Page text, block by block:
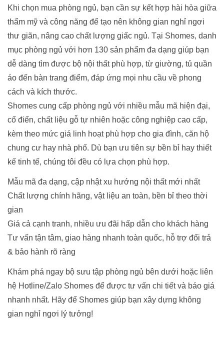
Khi chọn mua phòng ngủ, bạn cần sự kết hợp hài hòa giữa
thẩm mỹ và công năng để tạo nên không gian nghỉ ngơi
thư giãn, nâng cao chất lượng giấc ngủ. Tại Shomes, danh
mục phòng ngủ với hơn 130 sản phẩm đa dạng giúp bạn
dễ dàng tìm được bộ nội thất phù hợp, từ giường, tủ quần
áo đến bàn trang điểm, đáp ứng mọi nhu cầu về phong
cách và kích thước.
Shomes cung cấp phòng ngủ với nhiều mẫu mã hiện đại,
cổ điển, chất liệu gỗ tự nhiên hoặc công nghiệp cao cấp,
kèm theo mức giá linh hoạt phù hợp cho gia đình, căn hộ
chung cư hay nhà phố. Dù bạn ưu tiên sự bền bỉ hay thiết
kế tinh tế, chúng tôi đều có lựa chọn phù hợp.
Mẫu mã đa dạng, cập nhật xu hướng nội thất mới nhất
Chất lượng chính hãng, vật liệu an toàn, bền bỉ theo thời
gian
Giá cả cạnh tranh, nhiều ưu đãi hấp dẫn cho khách hàng
Tư vấn tận tâm, giao hàng nhanh toàn quốc, hỗ trợ đổi trả
& bảo hành rõ ràng
Khám phá ngay bộ sưu tập phòng ngủ bên dưới hoặc liên
hệ Hotline/Zalo Shomes để được tư vấn chi tiết và báo giá
nhanh nhất. Hãy để Shomes giúp bạn xây dựng không
gian nghỉ ngơi lý tưởng!